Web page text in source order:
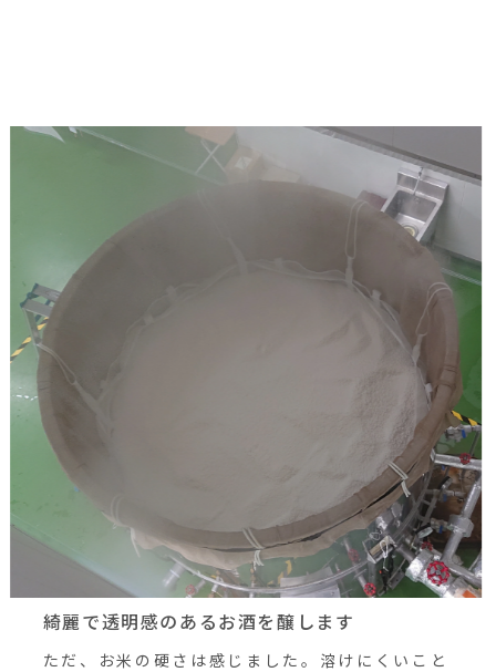
綺麗で透明感のあるお酒を醸します
ただ、お米の硬さは感じました。溶けにくいこと